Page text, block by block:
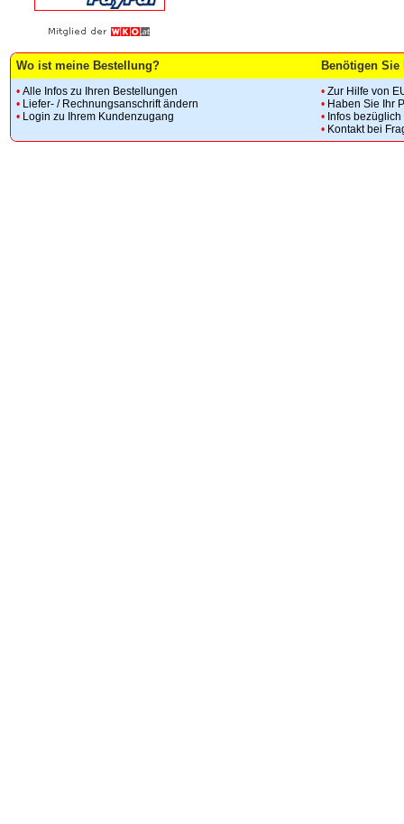
Wo ist meine Bestellung? Benötigen Sie
• Alle Infos zu Ihren Bestellungen
• Liefer- / Rechnungsanschrift ändern
• Login zu Ihrem Kundenzugang
• Zur Hilfe von
• Haben Sie Ihr
• Infos
• Kontakt bei